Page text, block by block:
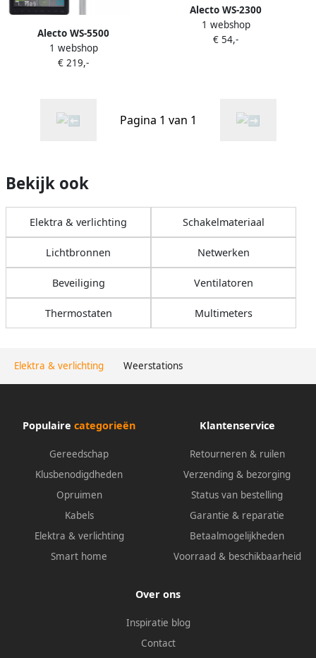
Elektra & verlichting Weerstations
Alecto WS-5500
1 webshop
€ 219,-
Alecto WS-2300
1 webshop
€ 54,-
Pagina 1 van 1
Bekijk ook
Elektra & verlichting Schakelmateriaal
Lichtbronnen Netwerken
Beveiliging Ventilatoren
Thermostaten Multimeters
Populaire categorieën
Gereedschap
Klusbenodigdheden
Opruimen
Kabels
Elektra & verlichting
Smart home
Klantenservice
Retourneren & ruilen
Verzending & bezorging
Status van bestelling
Garantie & reparatie
Betaalmogelijkheden
Voorraad & beschikbaarheid
Over ons
Inspiratie blog
Contact